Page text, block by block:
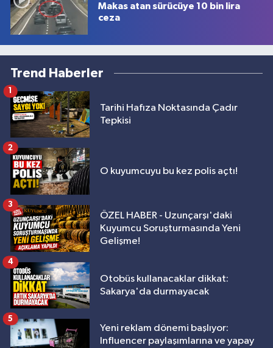
Makas atan sürücüye 10 bin lira
ceza
Trend Haberler
Tarihi Hafıza Noktasında Çadır
Tepkisi
1
O kuyumcuyu bu kez polis açtı!
2
ÖZEL HABER - Uzunçarşı'daki
Kuyumcu Soruşturmasında Yeni
Gelişme!
3
Otobüs kullanacaklar dikkat:
Sakarya'da durmayacak
4
Yeni reklam dönemi başlıyor:
Influencer paylaşımlarına ve yapay
5